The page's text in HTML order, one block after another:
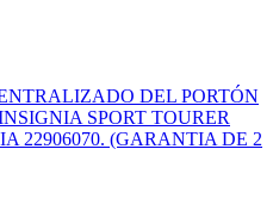
DEL PORTÓN
SPORT TOURER
22906070. (GARANTIA DE 2